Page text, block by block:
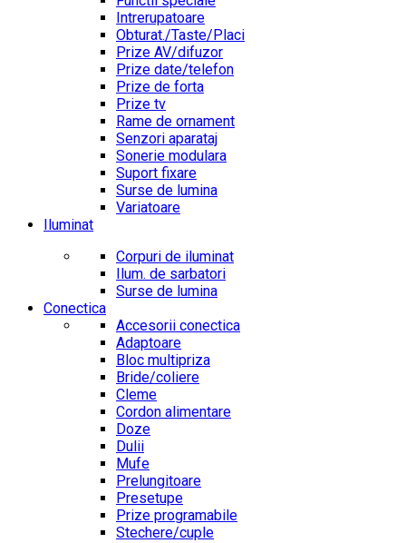
Intrerupatoare
Obturat./Taste/Placi
Prize AV/difuzor
Prize date/telefon
Prize de forta
Prize tv
Rame de ornament
Senzori aparataj
Sonerie modulara
Suport fixare
Surse de lumina
Variatoare
Iluminat
Corpuri de iluminat
Ilum. de sarbatori
Surse de lumina
Conectica
Accesorii conectica
Adaptoare
Bloc multipriza
Bride/coliere
Cleme
Cordon alimentare
Doze
Dulii
Mufe
Prelungitoare
Presetupe
Prize programabile
Stechere/cuple